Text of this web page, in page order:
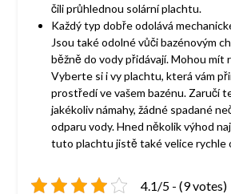
čili průhlednou solární plachtu.
Každý typ dobře odolává
Jsou také odolné vůči bazénovým
běžně do vody přidávají. Mohou mít
Vyberte si i vy plachtu, která vám
prostředí ve vašem bazénu. Zaručí
jakékoliv námahy, žádné spadané
odparu vody. Hned několik výhod
tuto plachtu jistě také velice rychle
4.1/5 - (9 votes)